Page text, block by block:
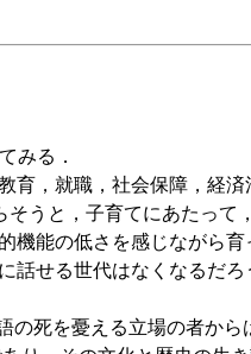
みる．
，就職，社会保障，経
うと，子育てにあたって
能の低さを感じながら
せる世代はなくなるだ
死を憂える立場の者から